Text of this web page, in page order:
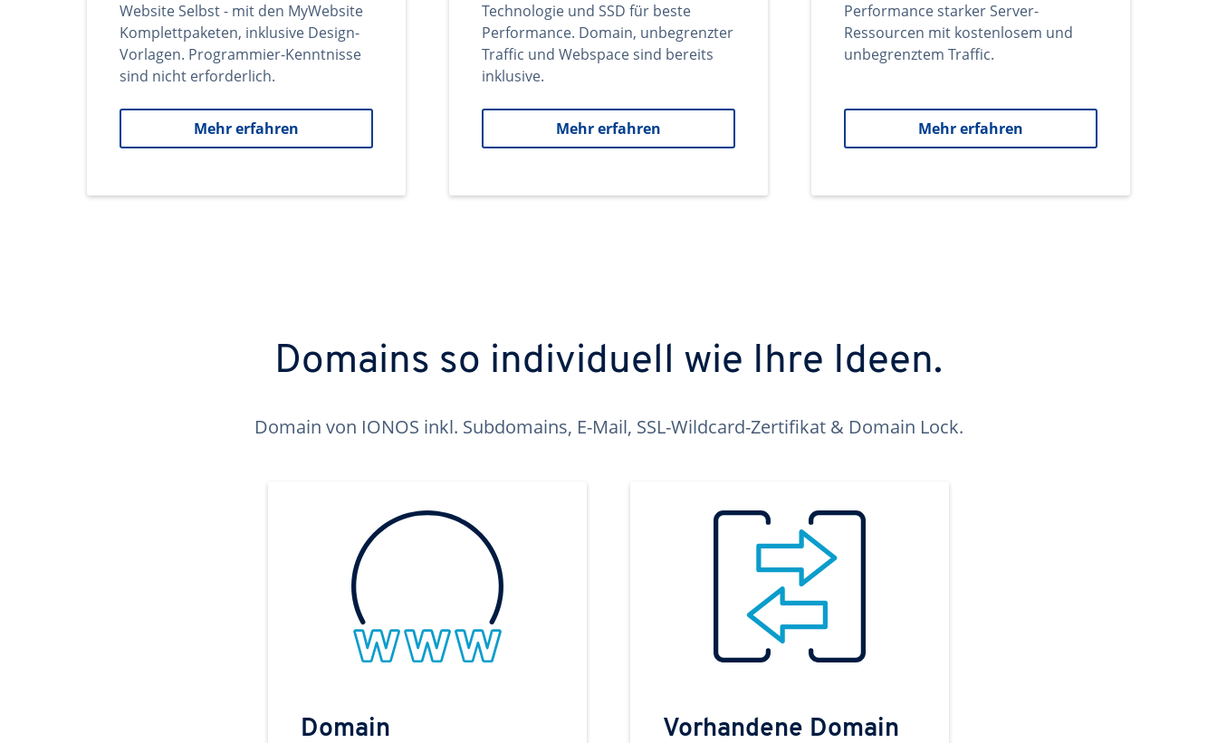
Website Selbst - mit den MyWebsite
Komplettpaketen, inklusive Design-
Vorlagen. Programmier-Kenntnisse
sind nicht erforderlich.
Mehr erfahren
Technologie und SSD für beste
Performance. Domain, unbegrenzter
Traffic und Webspace sind bereits
inklusive.
Mehr erfahren
Performance starker Server-
Ressourcen mit kostenlosem und
unbegrenztem Traffic.
Mehr erfahren
Domains so individuell wie Ihre Ideen.
Domain von IONOS inkl. Subdomains, E-Mail, SSL-Wildcard-Zertifikat & Domain Lock.
Domain
Vorhandene Domain